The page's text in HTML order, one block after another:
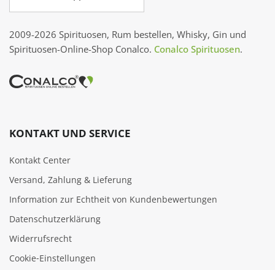
2009-2026 Spirituosen, Rum bestellen, Whisky, Gin und
Spirituosen-Online-Shop Conalco. Conalco Spirituosen.
KONTAKT UND SERVICE
Kontakt Center
Versand, Zahlung & Lieferung
Information zur Echtheit von Kundenbewertungen
Datenschutzerklärung
Widerrufsrecht
Cookie‑Einstellungen